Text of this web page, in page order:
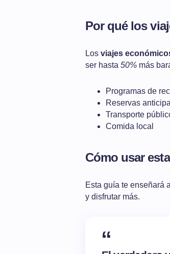
Por qué los
Los viajes
ser hasta 50% más
Programas de
Reservas
Transporte
Comida local
Cómo usar
Esta guía te enseñará
y disfrutar más.